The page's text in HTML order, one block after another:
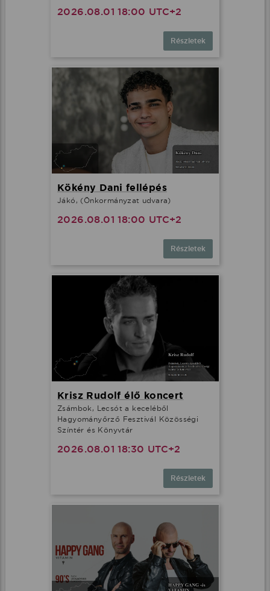
2026.08.01 18:00 UTC+2
Részletek
Kökény Dani fellépés
Jákó, (Önkormányzat udvara)
2026.08.01 18:00 UTC+2
Részletek
Krisz Rudolf élő koncert
Zsámbok, Lecsót a keceléből
Hagyományőrző Fesztivál Közösségi
Színtér és Könyvtár
2026.08.01 18:30 UTC+2
Részletek